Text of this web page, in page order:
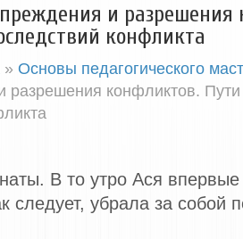
и разрешения
конфликта
» Основы педагогического
разрешения конфликтов.
В то утро Ася
следует, убрала за собой